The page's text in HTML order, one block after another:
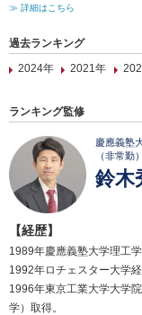
≫ 詳細はこちら
過去ランキング
2024年
2021年
ランキング監修
慶應義塾
（非常勤）
鈴木
【経歴】
1989年慶應義塾大学理工
1992年ロチェスター大学
1996年東京工業大学大学
学）取得。